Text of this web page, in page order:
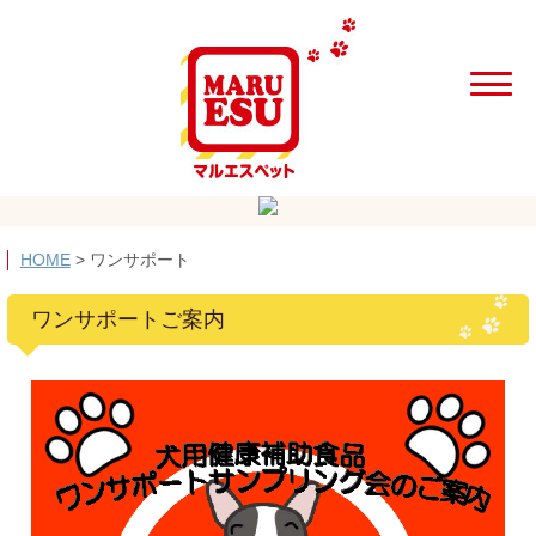
HOME> ワンサポート
ワンサポートご案内